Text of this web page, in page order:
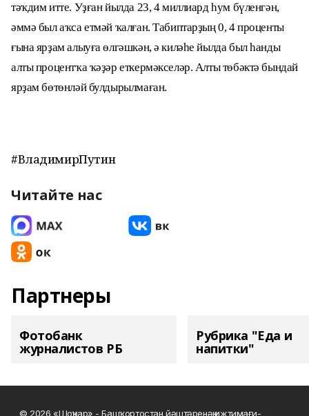
тәҡдим итте. Уҙған йылда 23, 4 миллиард һум бүленгән,
әммә был аҡса етмәй ҡалған. Табиптарҙың 0, 4 проценты
ғына ярҙам алыуға өлгәшкән, ә киләһе йылда был һанды
алты процентҡа ҡәҙәр еткермәкселәр. Алты төбәктә бындай
ярҙам бөтөнләй булдырылмаған.
#ВладимирПутин
Читайте нас
Партнеры
Фотобанк
журналистов РБ
Рубрика "Еда и
напитки"
© 2026 «Шоңҡар» - Башҡортостан йәштәренәң ижтимағи-